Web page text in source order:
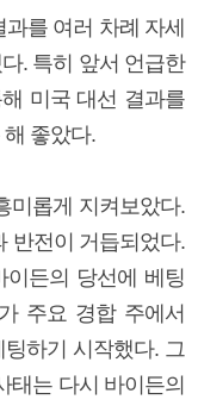
를 여러 차례 자세
. 특히 앞서 언급한
해 미국 대선 결과를
좋았다.
미롭게 지켜보았다.
반전이 거듭되었다.
이든의 당선에 베팅
주요 경합 주에서
하기 시작했다. 그
태는 다시 바이든의